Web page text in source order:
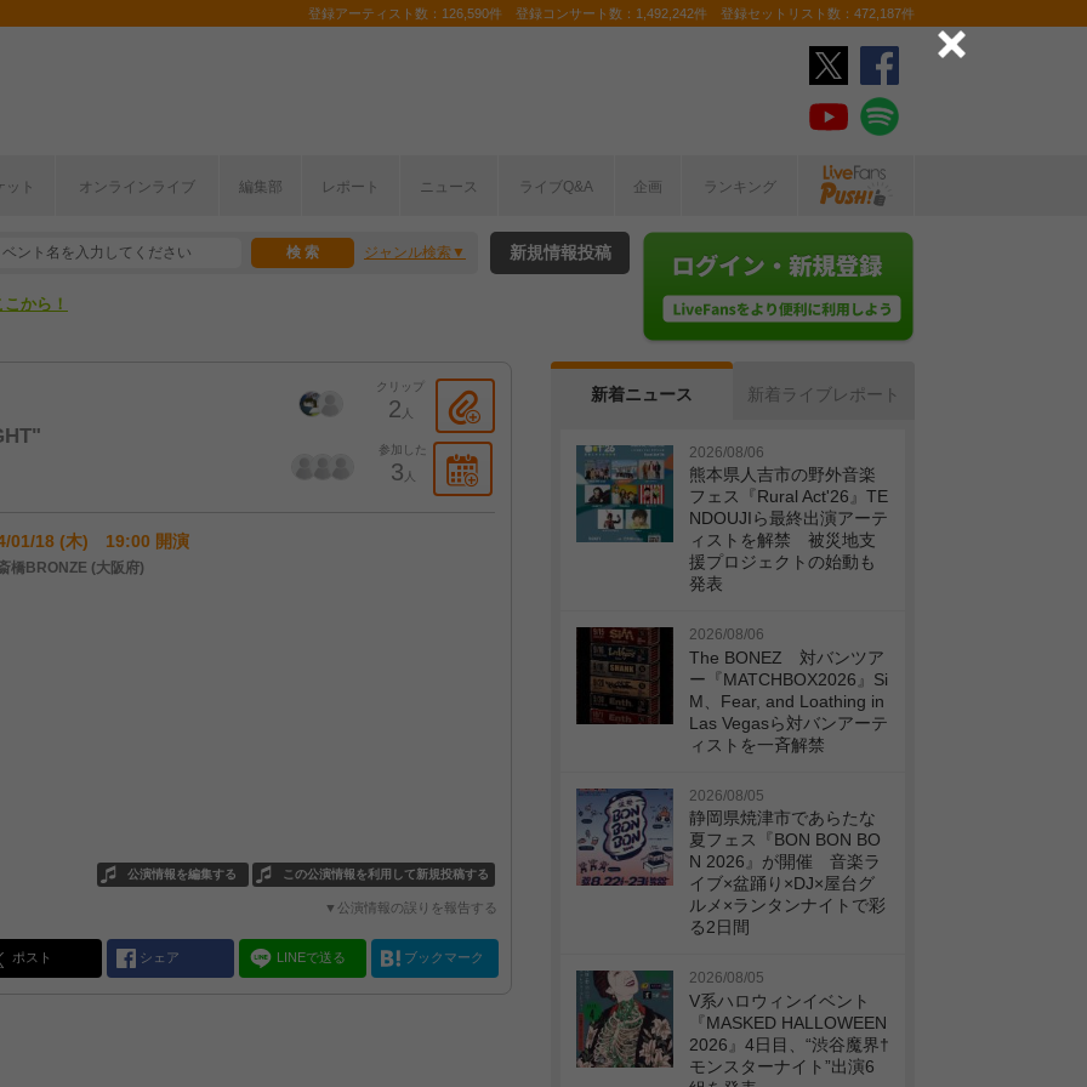
登録アーティスト数：126,590件 登録コンサート数：1,492,242件 登録セットリスト数：472,187件
ット オンラインライブ 編集部 レポート ニュース ライブQ&A 企画 ランキング
ジャンル検索
半期編発表！
から！
新規情報投稿
クリップ
2 人
参加した
3 人
01/18 (木) 19:00 開演
橋BRONZE (大阪府)
この公演情報を利用して新規投稿する
公演情報を編集する
▼公演情報の誤りを報告する
ポスト シェア LINEで送る ブックマーク
新着ニュース 新着ライブレポート
2026/08/06
熊本県人吉市の野外音楽
フェス『Rural Act'26』TE
NDOUJIら最終出演アーテ
ィストを解禁 被災地支
援プロジェクトの始動も
発表
2026/08/06
The BONEZ 対バンツア
ー『MATCHBOX2026』Si
M、Fear, and Loathing in
Las Vegasら対バンアーテ
ィストを一斉解禁
2026/08/05
静岡県焼津市であらたな
夏フェス『BON BON BO
N 2026』が開催 音楽ラ
イブ×盆踊り×DJ×屋台グ
ルメ×ランタンナイトで彩
る2日間
2026/08/05
V系ハロウィンイベント
『MASKED HALLOWEEN
2026』4日目、“渋谷魔界†
モンスターナイト”出演6